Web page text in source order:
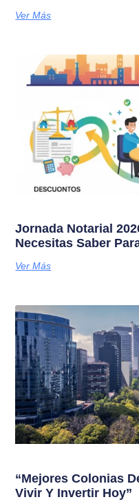
Ver Más
Jornada Notarial
Necesitas Saber
Ver Más
“Mejores Colonias
Vivir Y Invertir Hoy”